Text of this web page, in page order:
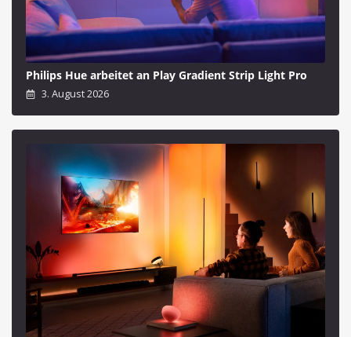
Philips Hue arbeitet an Play Gradient Strip Light Pro
3. August 2026